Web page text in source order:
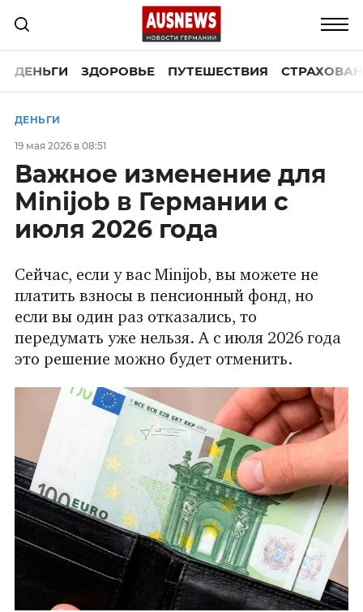
ДЕНЬГИ ЗДОРОВЬЕ ПУТЕШЕСТВИЯ
ДЕНЬГИ
19 мая 2026 в 08:51
Важное изменение для
Minijob в Германии с
июля 2026 года
Сейчас, если у вас Minijob, вы можете не
платить взносы в пенсионный фонд, но
если вы один раз отказались, то
передумать уже нельзя. А с июля 2026 года
это решение можно будет отменить.